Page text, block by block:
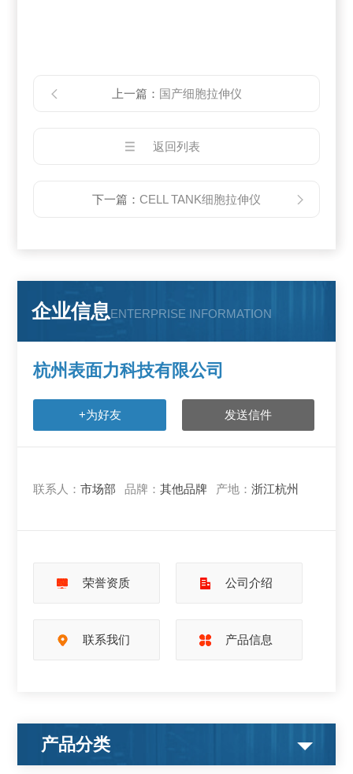
上一篇： 国产细胞拉伸仪
返回列表
下一篇： CELL TANK细胞拉伸仪
企业信息ENTERPRISE INFORMATION
杭州表面力科技有限公司
+为好友 发送信件
联系人：市场部 品牌：其他品牌 产地：浙江杭州
荣誉资质 公司介绍
联系我们 产品信息
产品分类